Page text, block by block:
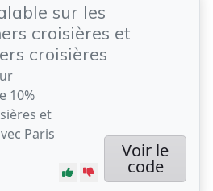
sur les
croisières et
croisières
10%
et
Paris
Voir le
code